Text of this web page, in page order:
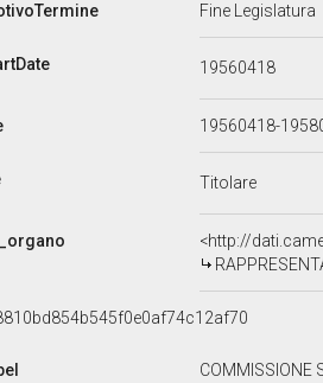
Fine Legislatura
19560418
19560418-
Titolare
<http://
COMMISSIONE